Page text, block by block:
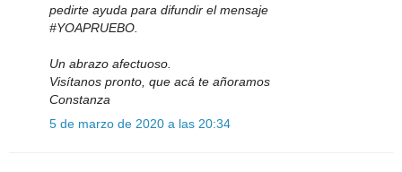
pedirte ayuda para difundir el mensaje
#YOAPRUEBO.
Un abrazo afectuoso.
Visítanos pronto, que acá te añoramos
Constanza
5 de marzo de 2020 a las 20:34